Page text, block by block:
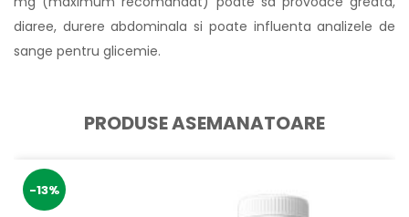
diaree, durere abdominala si poate influenta analizele de
sange pentru glicemie.
PRODUSE ASEMANATOARE
-13%